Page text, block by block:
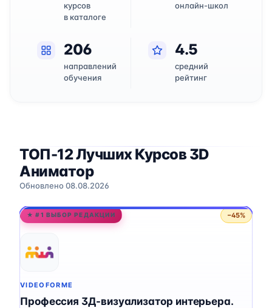
курсов
в каталоге
онлайн-школ
206
направлений
обучения
4.5
средний
рейтинг
ТОП-12 Лучших Курсов 3D
Аниматор
Обновлено 08.08.2026
★ #1 ВЫБОР РЕДАКЦИИ −45%
VIDEOFORME
Профессия 3Д-визуализатор интерьера.